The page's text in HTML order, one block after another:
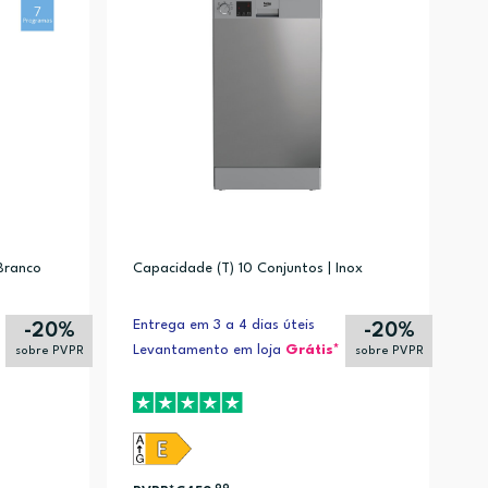
Lã (5)
Mix, Rápido, Rápido 14 minutos, Enxaguar, Centrifugação,
-20%
sobre PVPR
Capacidade (T) 10 Conjuntos | Inox
Entrega em 3 a 4 dias úteis
Levantamento em loja Grátis*
-20%
sobre PVPR